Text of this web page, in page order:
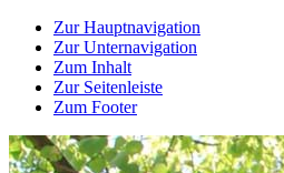
Zur Hauptnavigation
Zur Unternavigation
Zum Inhalt
Zur Seitenleiste
Zum Footer